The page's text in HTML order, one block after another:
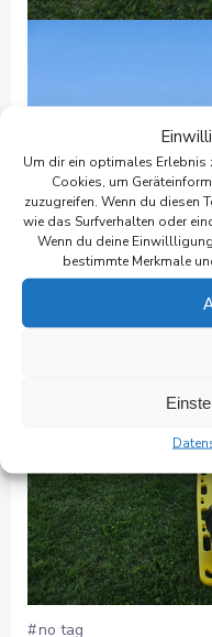
Um dir ein optimales Erlebnis
Cookies, um
zuzugreifen. Wenn du diesen
wie das Surfverhalten oder
Wenn du deine
bestimmte Merkmale
#no tag